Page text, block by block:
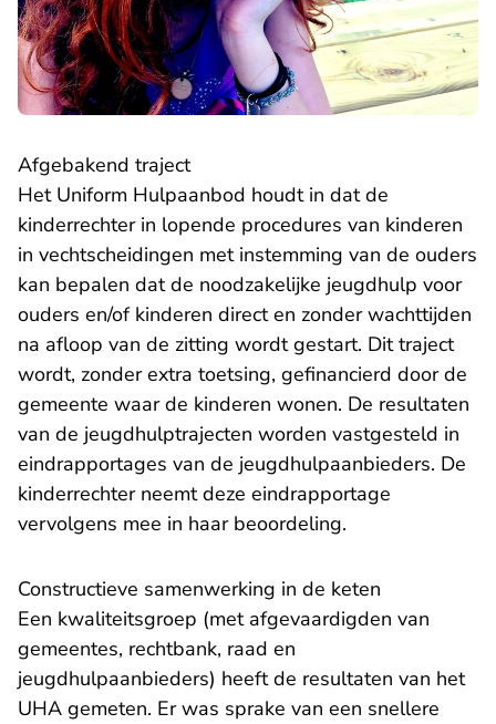
Afgebakend traject
Het Uniform Hulpaanbod houdt in dat de
kinderrechter in lopende procedures van kinderen
in vechtscheidingen met instemming van de ouders
kan bepalen dat de noodzakelijke jeugdhulp voor
ouders en/of kinderen direct en zonder wachttijden
na afloop van de zitting wordt gestart. Dit traject
wordt, zonder extra toetsing, gefinancierd door de
gemeente waar de kinderen wonen. De resultaten
van de jeugdhulptrajecten worden vastgesteld in
eindrapportages van de jeugdhulpaanbieders. De
kinderrechter neemt deze eindrapportage
vervolgens mee in haar beoordeling.
Constructieve samenwerking in de keten
Een kwaliteitsgroep (met afgevaardigden van
gemeentes, rechtbank, raad en
jeugdhulpaanbieders) heeft de resultaten van het
UHA gemeten. Er was sprake van een snellere